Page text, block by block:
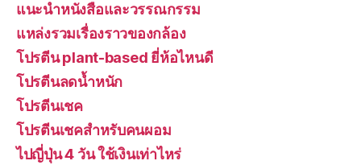
แนะนำหนังสือและวรรณกรรม
แหล่งรวมเรื่องราวของกล้อง
โปรตีน plant-based ยี่ห้อไหนดี
โปรตีนลดน้ำหนัก
โปรตีนเชค
โปรตีนเชคสำหรับคนผอม
ไปญี่ปุ่น 4 วัน ใช้เงินเท่าไหร่